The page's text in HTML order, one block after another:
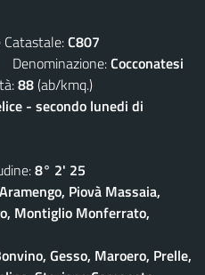
C807
Denominazione:Cocconatesi
88(ab/kmq.)
- secondo lunedi di
8° 2' 25
Piovà Massaia,
Montiglio Monferrato,
Gesso, Maroero, Prelle,